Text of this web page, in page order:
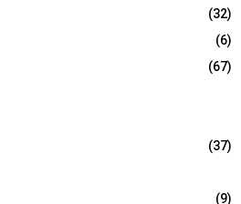
(32)
(6)
(67)
(37)
(9)